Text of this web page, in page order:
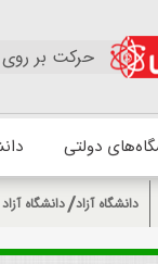
حرکت بر روی
دولتی
دانشگاه آزاد دانشگاه